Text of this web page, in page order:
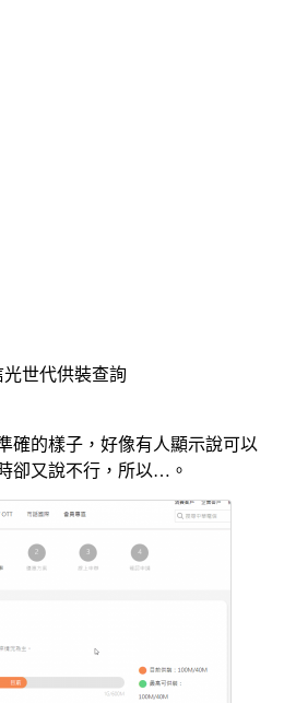
光世代供裝查詢
確的樣子，好像有人顯示說可以
卻又說不行，所以…。